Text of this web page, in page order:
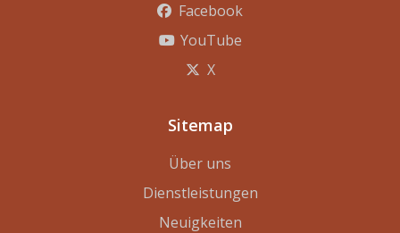
Facebook
YouTube
X
Sitemap
Über uns
Dienstleistungen
Neuigkeiten